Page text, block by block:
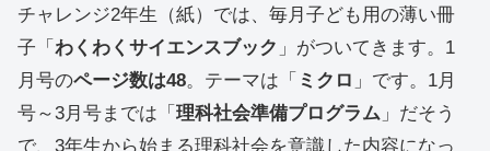
チャレンジ2年生（紙）では、毎月子ども用の薄い冊
子「 わくわくサイエンスブック 」がついてきます。1
月号のページ数は48。テーマは「 ミクロ 」です。1月
号～3月号までは「 理科社会準備プログラム 」だそう
で、3年生から始まる理科社会を意識した内容になっ